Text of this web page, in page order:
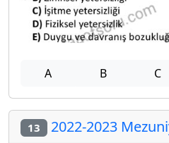
A B C
13 2022-2023